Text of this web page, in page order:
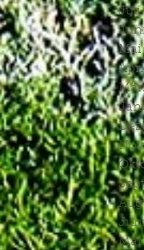
Juli
Mai
Mai